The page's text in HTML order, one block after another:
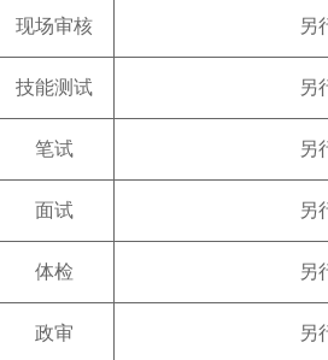
现场审核 另
技能测试 另
笔试 另
面试 另
体检 另
政审 另